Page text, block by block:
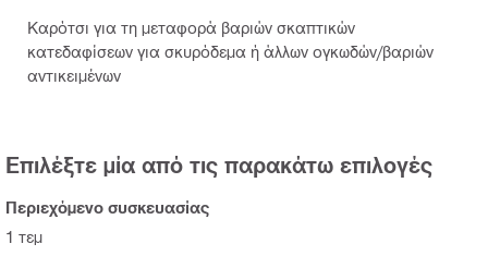
Καρότσι για τη μεταφορά βαριών σκαπτικών
κατεδαφίσεων για σκυρόδεμα ή άλλων ογκωδών/βαριών
αντικειμένων
Επιλέξτε μία από τις παρακάτω επιλογές
Περιεχόμενο συσκευασίας
1 τεμ